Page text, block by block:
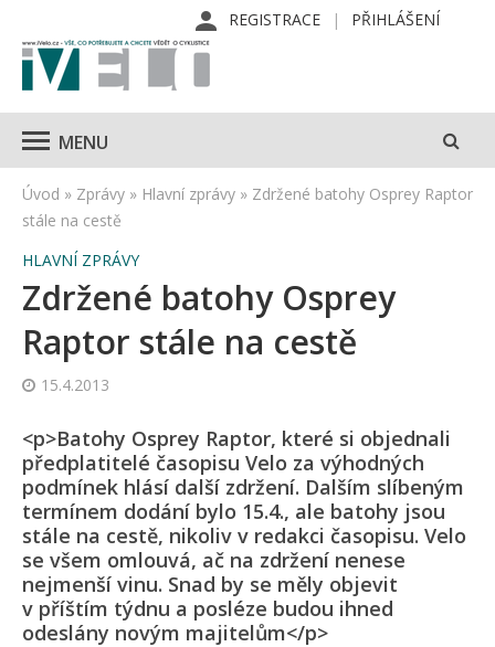
REGISTRACE PŘIHLÁŠENÍ
MENU
Úvod » Zprávy » Hlavní zprávy » Zdržené batohy Osprey Raptor
stále na cestě
HLAVNÍ ZPRÁVY
Zdržené batohy Osprey
Raptor stále na cestě
15.4.2013
<p>Batohy Osprey Raptor, které si objednali
předplatitelé časopisu Velo za výhodných
podmínek hlásí další zdržení. Dalším slíbeným
termínem dodání bylo 15.4., ale batohy jsou
stále na cestě, nikoliv v redakci časopisu. Velo
se všem omlouvá, ač na zdržení nenese
nejmenší vinu. Snad by se měly objevit
v příštím týdnu a posléze budou ihned
odeslány novým majitelům</p>